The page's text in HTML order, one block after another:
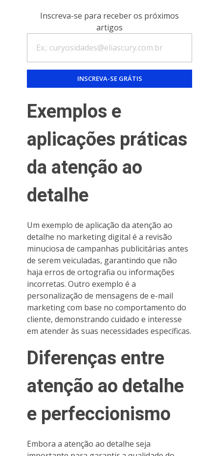
Inscreva-se para receber os próximos
artigos
Exemplos e
aplicações práticas
da atenção ao
detalhe
Um exemplo de aplicação da atenção ao
detalhe no marketing digital é a revisão
minuciosa de campanhas publicitárias antes
de serem veiculadas, garantindo que não
haja erros de ortografia ou informações
incorretas. Outro exemplo é a
personalização de mensagens de e-mail
marketing com base no comportamento do
cliente, demonstrando cuidado e interesse
em atender às suas necessidades específicas.
Diferenças entre
atenção ao detalhe
e perfeccionismo
Embora a atenção ao detalhe seja